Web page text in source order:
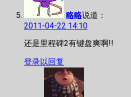
略略说道：
2011-04-22 14:10
还是里程碑2有键盘爽啊!!
登录以回复